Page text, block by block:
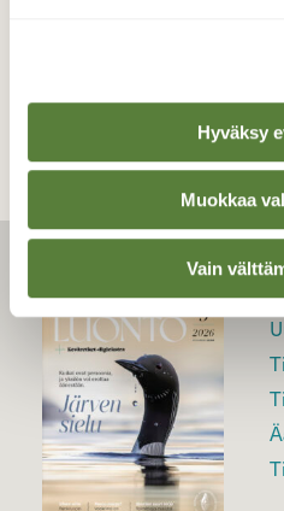
Hyväksy
Muokkaa
Vain
TAKAISIN